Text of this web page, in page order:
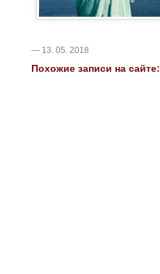
— 13. 05. 2018
Похожие записи на сайте: